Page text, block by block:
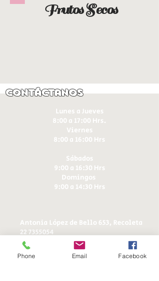
Frutos Secos
Contáctanos
Lunes a Jueves
8:00 a 17:00 Hrs.
Viernes
8:00 a 16:00 Hrs​
Sábados
9:00 a 16:30 Hrs
Domingos
9:00 a 14:30 Hrs
Antonia López de Bello 653, Recoleta
22 7355054
22 7375725
+56 9 75224598
ducereposteria@gmail.com
Phone Email Facebook